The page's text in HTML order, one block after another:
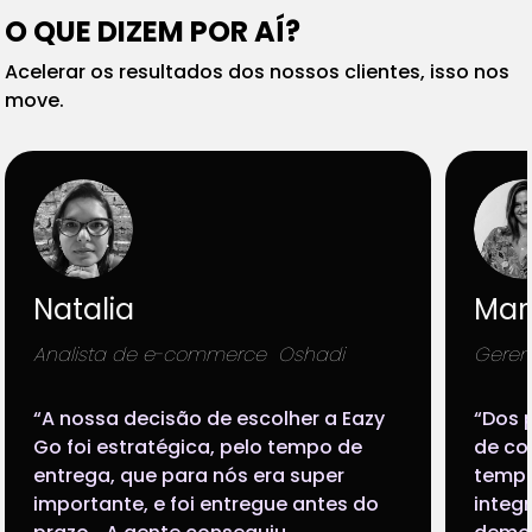
O QUE DIZEM POR AÍ?
Acelerar os resultados dos nossos clientes, isso nos
move.
Oshadi
de escolher a Eazy
pelo tempo de
nós era super
entregue antes do
Gerente de marketing
“Dos projetos que a
de colocar uma loja
tempo de
integração eram